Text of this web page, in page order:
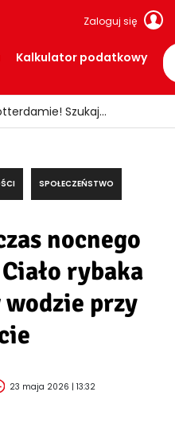
Zaloguj się
Kalkulator podatkowy
Policja przeczesuje jezioro w Rotterdamie! Szukają broni z głośnego zabójstwa sprzed 12 lat
SPOŁECZEŃSTWO
nocnego
rybaka
przy
23 maja 2026 | 13:32